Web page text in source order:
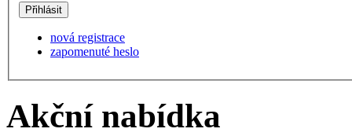
nová registrace
zapomenuté heslo
Akční nabídka